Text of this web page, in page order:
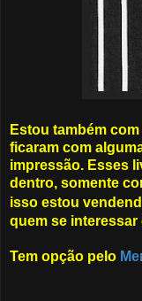
Estou também
ficaram com
impressão. Esses
dentro, somente
isso estou
quem se interessar
Tem opção pelo